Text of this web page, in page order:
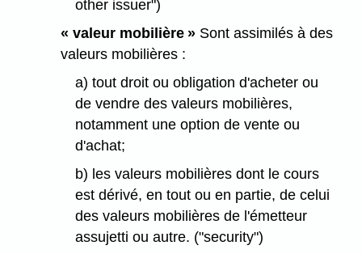
other issuer")
« valeur mobilière » Sont assimilés à des
valeurs mobilières :
a) tout droit ou obligation d'acheter ou
de vendre des valeurs mobilières,
notamment une option de vente ou
d'achat;
b) les valeurs mobilières dont le cours
est dérivé, en tout ou en partie, de celui
des valeurs mobilières de l'émetteur
assujetti ou autre. ("security")